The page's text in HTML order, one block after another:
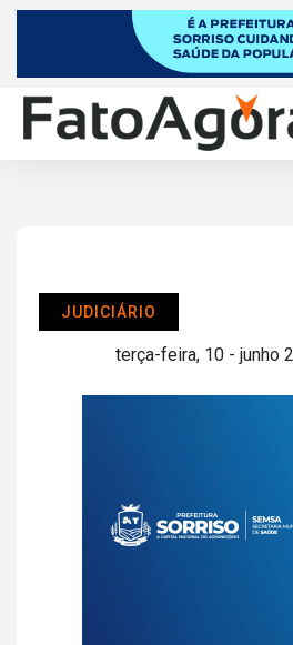
JUDICIÁRIO
terça-feira, 10 - junho